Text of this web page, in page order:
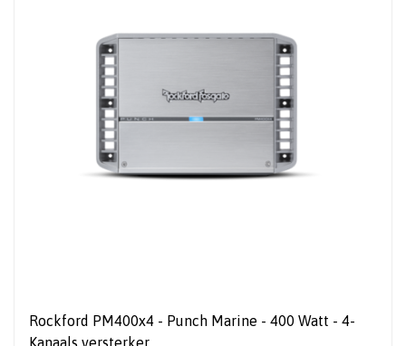
Rockford PM400x4 - Punch Marine - 400 Watt - 4-
Kanaals versterker